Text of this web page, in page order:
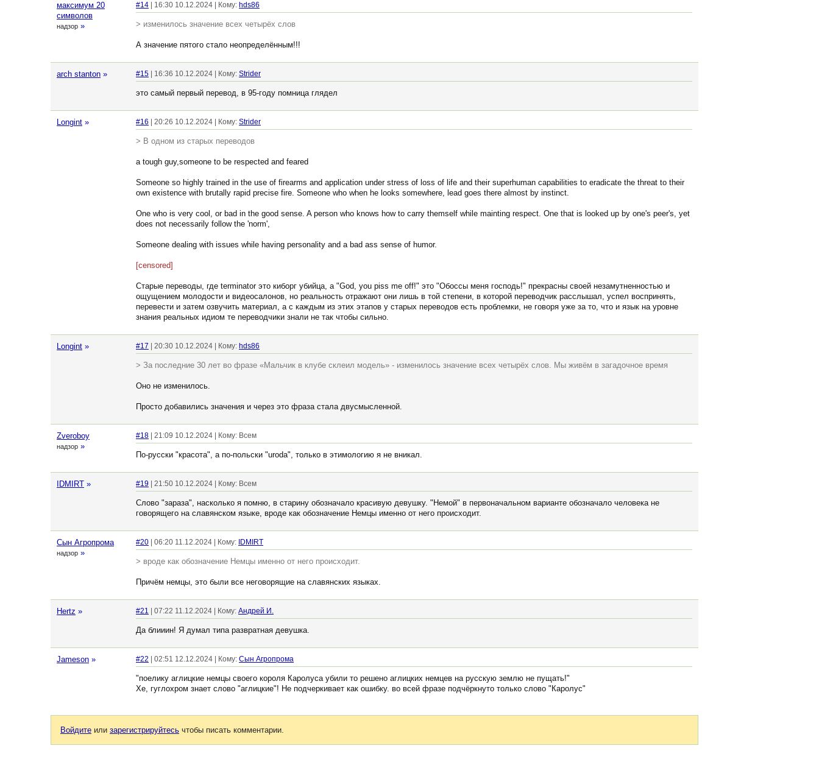
максимум 20
символов
надзор »
#14 | 16:30 10.12.2024 | Кому: hds86
> изменилось значение всех четырёх слов
А значение пятого стало неопределённым!!!
arch stanton » #15 | 16:36 10.12.2024 | Кому: Strider
это самый первый перевод, в 95-году помница глядел
Longint » #16 | 20:26 10.12.2024 | Кому: Strider
> В одном из старых переводов
a tough guy,someone to be respected and feared
Someone so highly trained in the use of firearms and application under stress of loss of life and their superhuman capabilities to eradicate the threat to their
own existence with brutally rapid precise fire. Someone who when he looks somewhere, lead goes there almost by instinct.
One who is very cool, or bad in the good sense. A person who knows how to carry themself while mainting respect. One that is looked up by one's peer's, yet
does not necessarily follow the 'norm',
Someone dealing with issues while having personality and a bad ass sense of humor.
[censored]
Старые переводы, где terminator это киборг убийца, а "God, you piss me off!" это "Обоссы меня господь!" прекрасны своей незамутненностью и
ощущением молодости и видеосалонов, но реальность отражают они лишь в той степени, в которой переводчик расслышал, успел воспринять,
перевести и затем озвучить материал, а с каждым из этих этапов у старых переводов есть проблемки, не говоря уже за то, что и язык на уровне
знания реальных идиом те переводчики знали не так чтобы сильно.
Longint » #17 | 20:30 10.12.2024 | Кому: hds86
> За последние 30 лет во фразе «Мальчик в клубе склеил модель» - изменилось значение всех четырёх слов. Мы живём в загадочное время
Оно не изменилось.
Просто добавились значения и через это фраза стала двусмысленной.
Zveroboy
надзор »
#18 | 21:09 10.12.2024 | Кому: Всем
По-русски "красота", а по-польски "uroda", только в этимологию я не вникал.
IDMIRT » #19 | 21:50 10.12.2024 | Кому: Всем
Слово "зараза", насколько я помню, в старину обозначало красивую девушку. "Немой" в первоначальном варианте обозначало человека не
говорящего на славянском языке, вроде как обозначение Немцы именно от него происходит.
Сын Агропрома
надзор »
#20 | 06:20 11.12.2024 | Кому: IDMIRT
> вроде как обозначение Немцы именно от него происходит.
Причём немцы, это были все неговорящие на славянских языках.
Hertz » #21 | 07:22 11.12.2024 | Кому: Андрей И.
Да блииин! Я думал типа развратная девушка.
Jameson » #22 | 02:51 12.12.2024 | Кому: Сын Агропрома
"поелику аглицкие немцы своего короля Каролуса убили то решено аглицких немцев на русскую землю не пущать!"
Хе, гуглохром знает слово "аглицкие"! Не подчеркивает как ошибку. во всей фразе подчёркнуто только слово "Каролус"
Войдите или зарегистрируйтесь чтобы писать комментарии.